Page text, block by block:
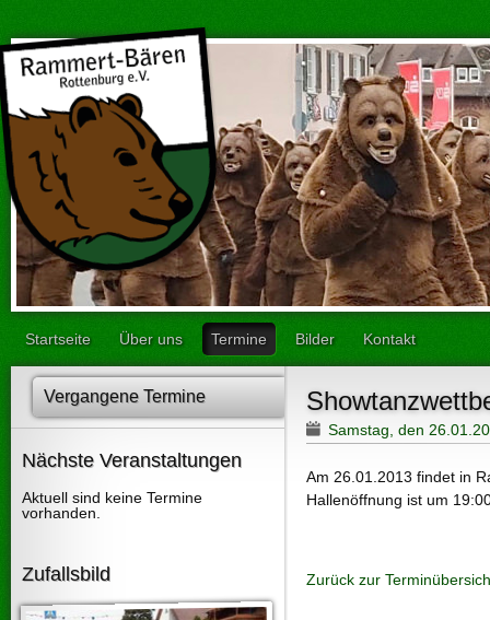
Startseite Über uns Termine Bilder Kontakt
Vergangene Termine
Nächste Veranstaltungen
Aktuell sind keine Termine
vorhanden.
Zufallsbild
Samstag, den
Am 26.01.2013 findet in
Hallenöffnung ist um
Zurück zur